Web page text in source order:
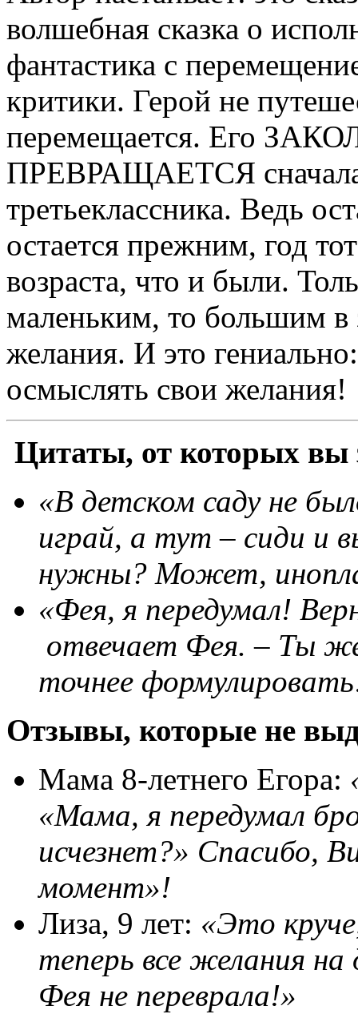
волшебная сказка о
фантастика с
критики. Герой не
перемещается. Его
ПРЕВРАЩАЕТСЯ сначала
третьеклассника. Ведь
остается прежним, год
возраста, что и были.
маленьким, то большим в
желания. И это
осмыслять свои желания!
Цитаты, от которых вы
«В детском саду не
играй, а тут– сиди и
нужны? Может,
«Фея, я передумал!
отвечает Фея.– Ты
точнее
Отзывы, которые не
Мама 8-летнего Егора:
«Мама, я передумал
исчезнет?» Спасибо,
момент»!
Лиза, 9 лет: «Это
теперь все желания
Фея не переврала!»